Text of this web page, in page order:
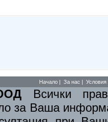
Начало | За нас | Условия
Всички
за Ваша